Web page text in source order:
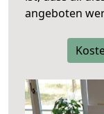
angeboten